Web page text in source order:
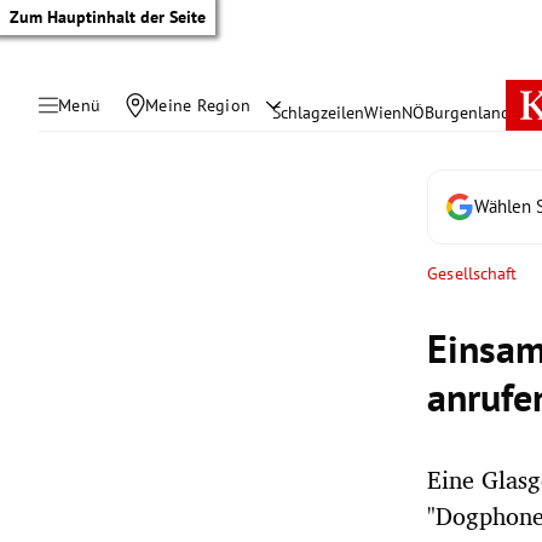
Zum Hauptinhalt der Seite
Menü Meine Region SchlagzeilenWienNÖBurgenland
Wählen
Gesellschaft
Eine